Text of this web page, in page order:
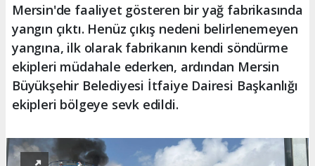
Mersin'de faaliyet gösteren bir yağ fabrikasında
yangın çıktı. Henüz çıkış nedeni belirlenemeyen
yangına, ilk olarak fabrikanın kendi söndürme
ekipleri müdahale ederken, ardından Mersin
Büyükşehir Belediyesi İtfaiye Dairesi Başkanlığı
ekipleri bölgeye sevk edildi.